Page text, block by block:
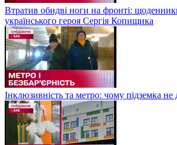
Втратив обидві ноги на фронті:
українського героя Сергія Копищика
Інклюзивність та метро: чому підземка не